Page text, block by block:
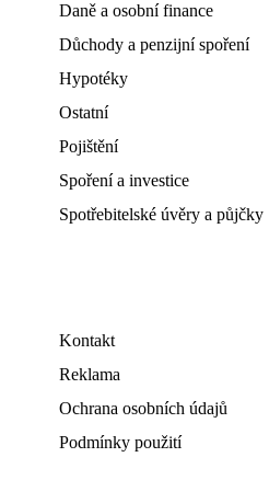
Daně a osobní finance
Důchody a penzijní spoření
Hypotéky
Ostatní
Pojištění
Spoření a investice
Spotřebitelské úvěry a půjčky
Kontakt
Reklama
Ochrana osobních údajů
Podmínky použití